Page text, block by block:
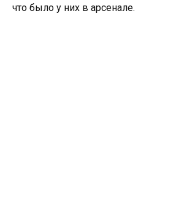
что было у них в арсенале.